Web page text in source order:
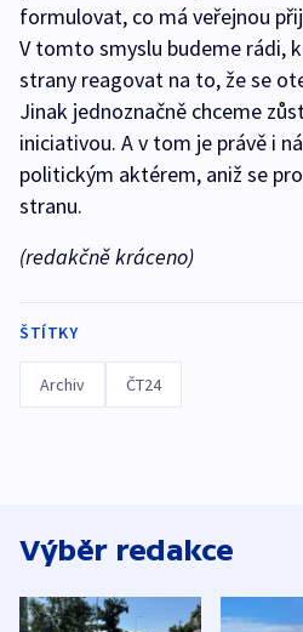
formulovat, co má veřejnou
V tomto smyslu budeme rádi,
strany reagovat na to, že se
Jinak jednoznačně chceme
iniciativou. A v tom je právě i
politickým aktérem, aniž se
stranu.
(redakčně kráceno)
ŠTÍTKY
Archiv ČT24
Výběr redakce